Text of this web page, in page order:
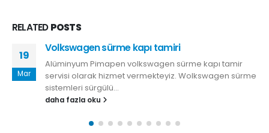
RELATEDPOSTS
19
Mar
Volkswagen sürme kapı tamiri
Alüminyum Pimapen volkswagen sürme kapı tamir
servisi olarak hizmet vermekteyiz. Wolkswagen sürme
sistemleri sürgülü...
daha fazla oku